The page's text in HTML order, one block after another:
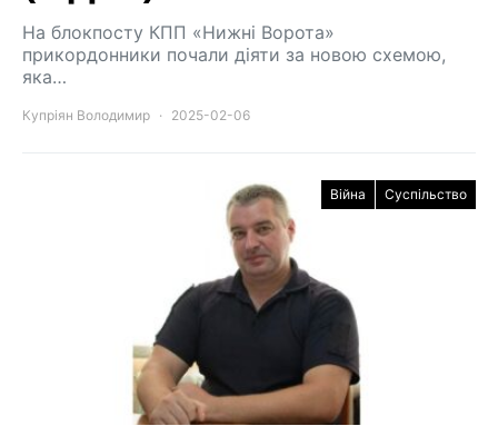
На блокпосту КПП «Нижні Ворота»
прикордонники почали діяти за новою схемою,
яка…
Купріян Володимир 2025-02-06
Війна Суспільство